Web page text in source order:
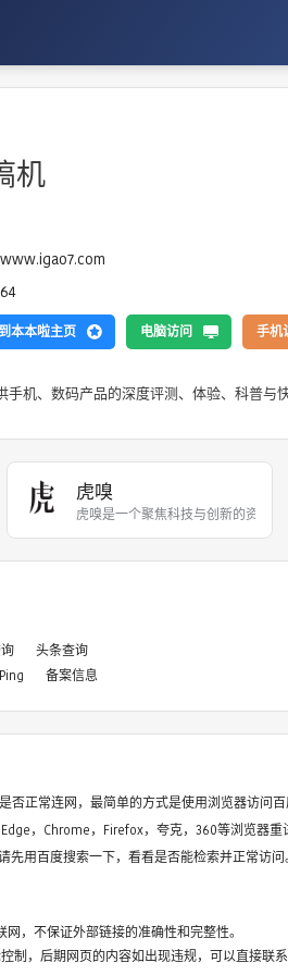
机
www.igao7.com
64
本本啦主页 电脑访问 手机
机、数码产品的深度评测、体验、科普与
新经济领域，提供
虎嗅
虎嗅是一个聚焦科技与创新的资讯
头条查询
备案信息
否正常连网，最简单的方式是使用浏览器访问百
，Chrome，Firefox，夸克，360等浏览器重
用百度搜索一下，看看是否能检索并正常访问。
，不保证外部链接的准确性和完整性。
制，后期网页的内容如出现违规，可以直接联